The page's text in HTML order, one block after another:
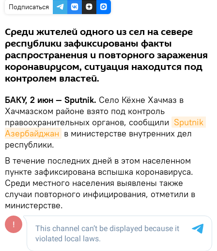
Подписаться
Среди жителей одного из сел на севере
республики зафиксированы факты
распространения и повторного заражения
коронавирусом, ситуация находится под
контролем властей.
БАКУ, 2 июн — Sputnik. Село Кёхне Хачмаз в
Хачмазском районе взято под контроль
правоохранительных органов, сообщили Sputnik
Азербайджан в министерстве внутренних дел
республики.
В течение последних дней в этом населенном
пункте зафиксирована вспышка коронавируса.
Среди местного населения выявлены также
случаи повторного инфицирования, отметили в
министерстве.